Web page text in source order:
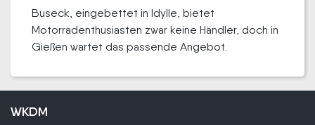
Buseck, eingebettet in Idylle, bietet
Motorradenthusiasten zwar keine Händler, doch in
Gießen wartet das passende Angebot.
WKDM